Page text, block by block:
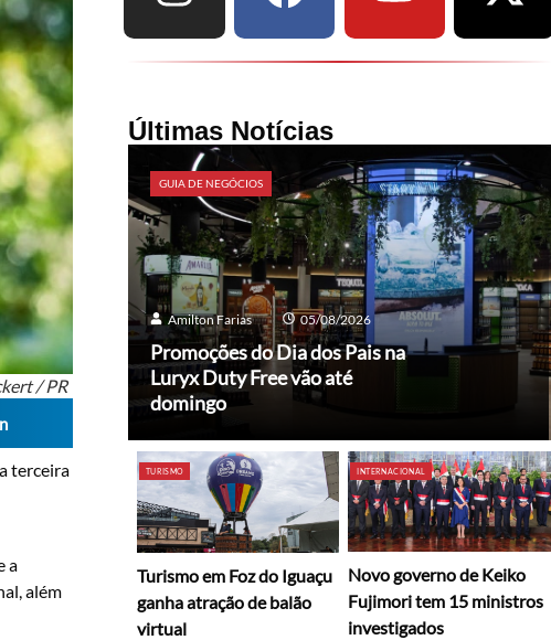
/ PR
terceira
a
além
Últimas Notícias
GUIA DE NEGÓCIOS
Amilton Farias 05/08/2026
Promoções do Dia dos Pais na
Luryx Duty Free vão até
domingo
TURISMO
Turismo em Foz do Iguaçu
ganha atração de balão
virtual
INTERNACIONAL
Novo governo de Keiko
Fujimori tem 15 ministros
investigados